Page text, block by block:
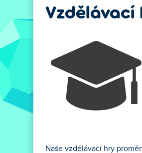
Vzdělávací
Naše vzdělávací hry